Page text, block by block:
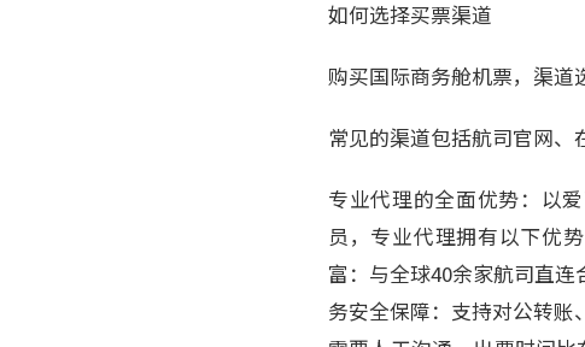
如何选择买票渠道
购买国际商务舱机票，渠道
常见的渠道包括航司官网、
专业代理的全面优势：以
员，专业代理拥有以下优
富：与全球40余家航司直
务安全保障：支持对公转账